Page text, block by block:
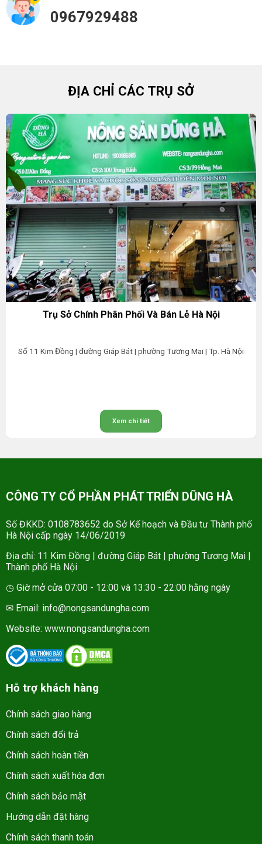
0967929488
ĐỊA CHỈ CÁC TRỤ SỞ
Trụ Sở Chính Phân Phối Và Bán Lẻ Hà Nội
Số 11 Kim Đồng | đường Giáp Bát | phường Tương Mai | Tp. Hà Nội
Xem chi tiết
CÔNG TY CỔ PHẦN PHÁT TRIỂN DŨNG HÀ
Số ĐKKD: 0108783652 do Sở Kế hoạch và Đầu tư Thành phố
Hà Nội cấp ngày 14/06/2019
Địa chỉ: 11 Kim Đồng | đường Giáp Bát | phường Tương Mai |
Thành phố Hà Nội
◷ Giờ mở cửa 07:00 - 12:00 và 13:30 - 22:00 hằng ngày
✉ Email: info@nongsandungha.com
Website: www.nongsandungha.com
Hỗ trợ khách hàng
Chính sách giao hàng
Chính sách đổi trả
Chính sách hoàn tiền
Chính sách xuất hóa đơn
Chính sách bảo mật
Hướng dẫn đặt hàng
Chính sách thanh toán